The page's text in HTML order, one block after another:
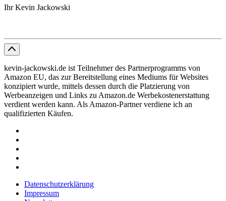
Ihr Kevin Jackowski
kevin-jackowski.de ist Teilnehmer des Partnerprogramms von
Amazon EU, das zur Bereitstellung eines Mediums für Websites
konzipiert wurde, mittels dessen durch die Platzierung von
Werbeanzeigen und Links zu Amazon.de Werbekostenerstattung
verdient werden kann. Als Amazon-Partner verdiene ich an
qualifizierten Käufen.
Datenschutzerklärung
Impressum